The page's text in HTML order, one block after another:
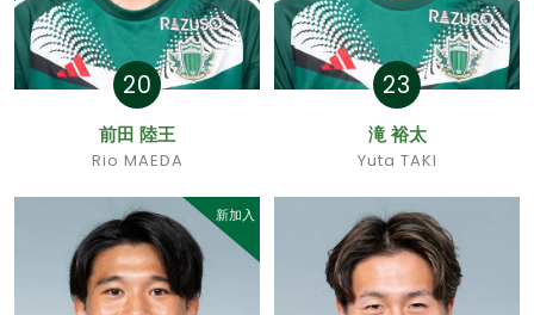
20
前田 陸王
Rio MAEDA
23
滝 裕太
Yuta TAKI
新加入